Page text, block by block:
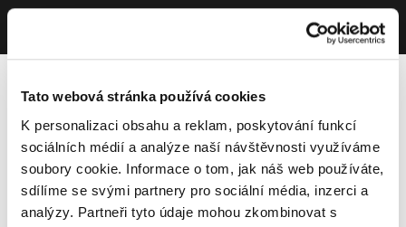
Tato webová stránka používá cookies
K personalizaci obsahu a reklam, poskytování funkcí
sociálních médií a analýze naší návštěvnosti využíváme
soubory cookie. Informace o tom, jak náš web používáte,
sdílíme se svými partnery pro sociální média, inzerci a
analýzy. Partneři tyto údaje mohou zkombinovat s